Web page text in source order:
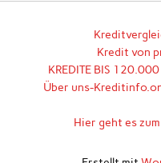
Kredit von
KREDITE BIS 120.000
Über uns-
Hier geht es